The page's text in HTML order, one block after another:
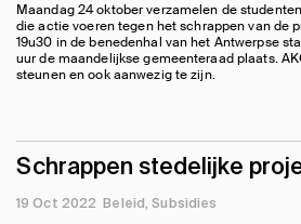
Maandag 24 oktober verzamelen de
die actie voeren tegen het schrappen van de
19u30 in de benedenhal van het Antwerpse
uur de maandelijkse gemeenteraad plaats.
steunen en ook aanwezig te zijn.
Schrappen stedelijke
19 Oct 2022 Beleid Subsidies